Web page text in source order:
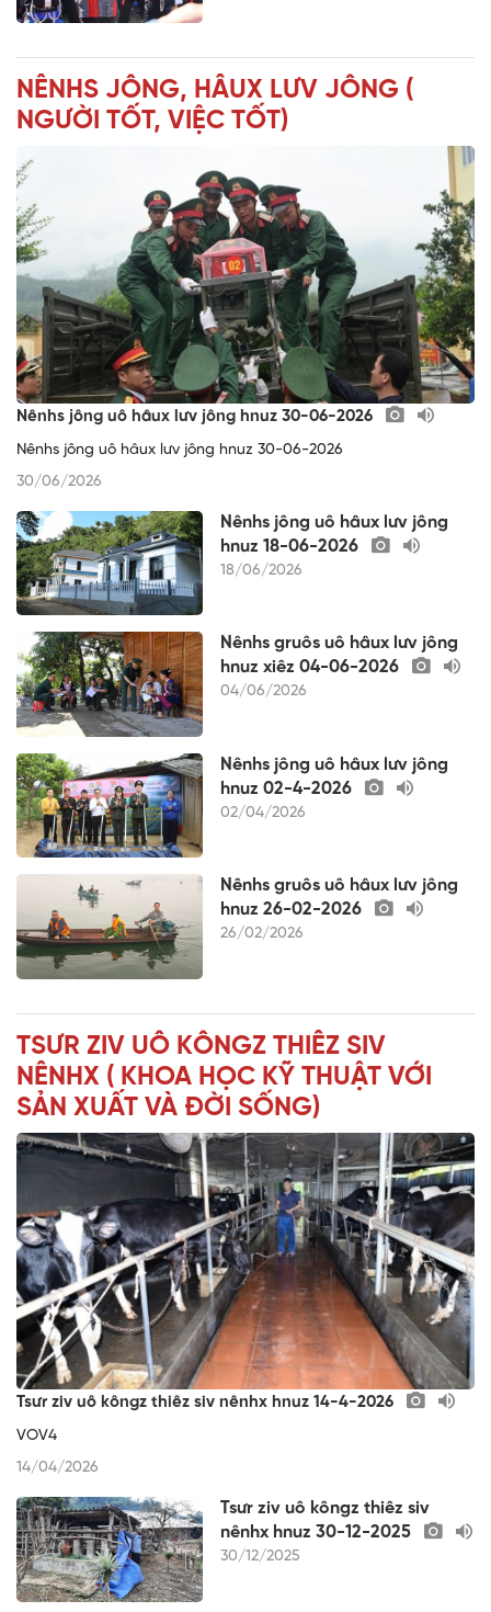
NÊNHS JÔNG, HÂUX LƯV JÔNG (
NGƯỜI TỐT, VIỆC TỐT)
Nênhs jông uô hâux lưv jông hnuz 30-06-2026
Nênhs jông uô hâux lưv jông hnuz 30-06-2026
30/06/2026
Nênhs jông uô hâux lưv jông
hnuz 18-06-2026
18/06/2026
Nênhs gruôs uô hâux lưv jông
hnuz xiêz 04-06-2026
04/06/2026
Nênhs jông uô hâux lưv jông
hnuz 02-4-2026
02/04/2026
Nênhs gruôs uô hâux lưv jông
hnuz 26-02-2026
26/02/2026
TSƯR ZIV UÔ KÔNGZ THIÊZ SIV
NÊNHX ( KHOA HỌC KỸ THUẬT VỚI
SẢN XUẤT VÀ ĐỜI SỐNG)
Tsưr ziv uô kôngz thiêz siv nênhx hnuz 14-4-2026
VOV4
14/04/2026
Tsưr ziv uô kôngz thiêz siv
nênhx hnuz 30-12-2025
30/12/2025